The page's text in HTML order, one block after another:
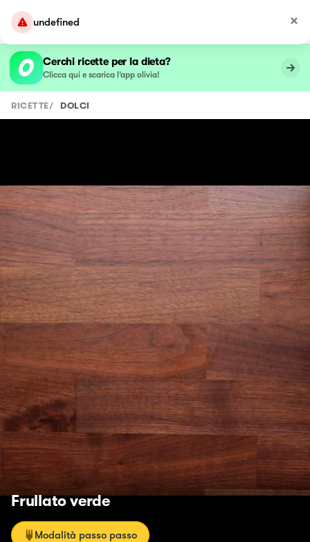
undefined
Cerchi ricette per la dieta?
Clicca qui e scarica l’app olivia!
RICETTE/ DOLCI
Frullato verde
Modalità passo passo